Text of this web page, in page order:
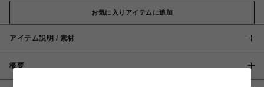
お気に入りアイテムに追加
アイテム説明 / 素材
概要